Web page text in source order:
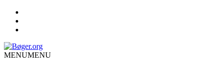
MENUMENU